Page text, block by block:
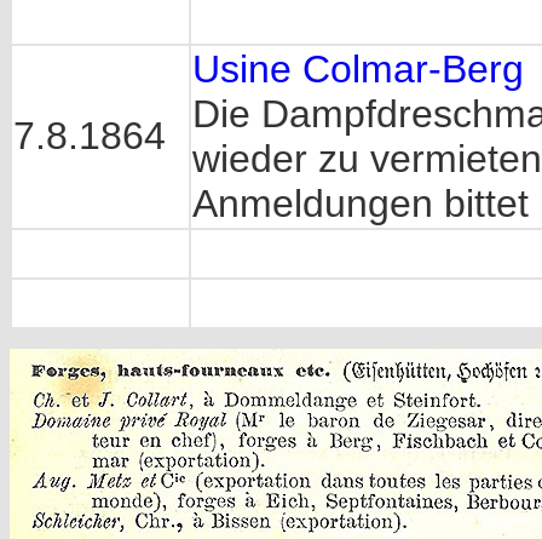
7.8.1864
Usine Colmar-Berg
Die
wieder zu vermieten
Anmeldungen